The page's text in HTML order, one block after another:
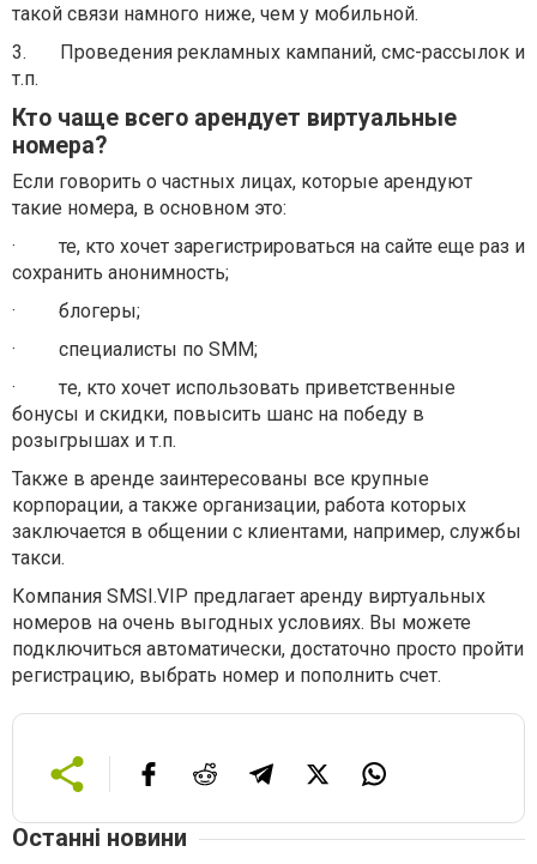
такой связи намного ниже, чем у мобильной.
3.
Проведения рекламных кампаний, смс-рассылок и
т.п.
Кто чаще всего арендует виртуальные
номера?
Если говорить о частных лицах, которые арендуют
такие номера, в основном это:
·
те, кто хочет зарегистрироваться на сайте еще раз и
сохранить анонимность;
·
блогеры;
·
специалисты по SMM;
·
те, кто хочет использовать приветственные
бонусы и скидки, повысить шанс на победу в
розыгрышах и т.п.
Также в аренде заинтересованы все крупные
корпорации, а также организации, работа которых
заключается в общении с клиентами, например, службы
такси.
Компания SMSI.VIP предлагает аренду виртуальных
номеров на очень выгодных условиях. Вы можете
подключиться автоматически, достаточно просто пройти
регистрацию, выбрать номер и пополнить счет.
Останні новини